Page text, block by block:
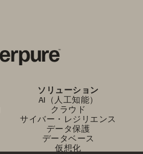
ソリューション
AI（人工知能）
クラウド
サイバー・レジリエンス
データ保護
データベース
仮想化